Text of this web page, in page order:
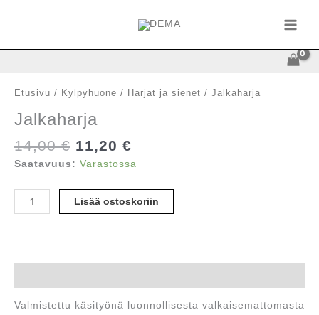
Etusivu / Kylpyhuone / Harjat ja sienet / Jalkaharja
Jalkaharja
14,00€ Alkuperäinen
hinta
14,00 €.
11,20 €
hinta
11,20 €.
Saatavuus: Varastossa
Jalkaharja
määrä
Lisää ostoskoriin
Valmistettu käsityönä luonnollisesta valkaisemattomasta